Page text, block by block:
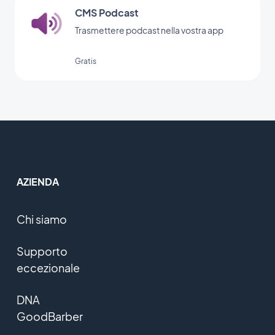
CMS Podcast
Trasmettere podcast nella vostra app
Gratis
AZIENDA
Chi siamo
Supporto
eccezionale
DNA
GoodBarber